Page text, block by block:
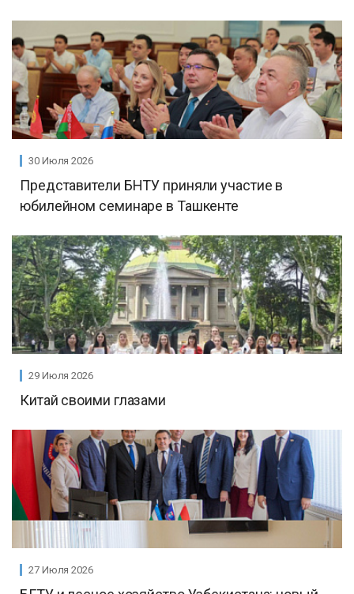
30 Июля 2026
Представители БНТУ приняли участие в
юбилейном семинаре в Ташкенте
29 Июля 2026
Китай своими глазами
27 Июля 2026